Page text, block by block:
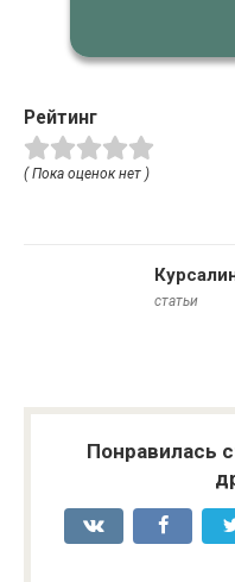
Рейтинг
( Пока оценок нет )
статьи
Понравилась